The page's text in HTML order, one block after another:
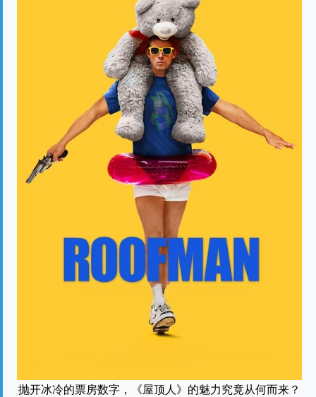
抛开冰冷的票房数字，《屋顶人》的魅力究竟从何而来？